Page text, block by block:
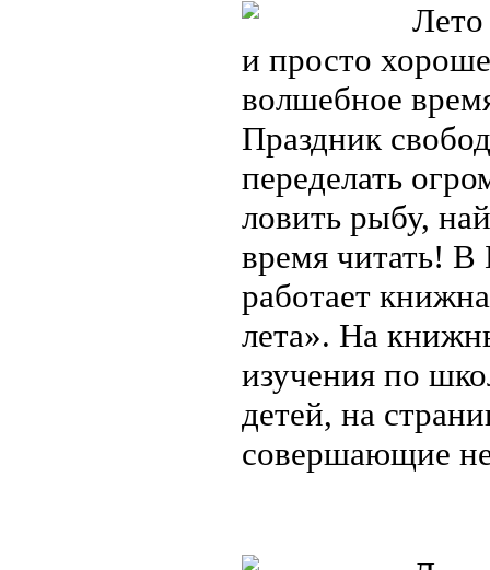
Лето
и просто
волшебное
Праздник
переделать
ловить рыбу,
время читать! В
работает
лета». На
изучения по
детей, на
совершающие